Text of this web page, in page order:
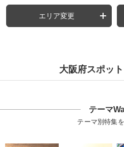
エリア変更
大阪府スポッ
テーマ
テーマ別特集